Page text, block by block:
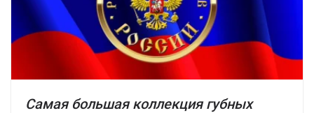
Самая большая коллекция губных